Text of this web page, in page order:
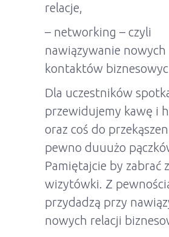
relacje,
– networking – czyli
nawiązywanie nowych
kontaktów
Dla uczestników
przewidujemy kawę i
oraz coś do
pewno duuużo
Pamiętajcie by zabrać
wizytówki. Z
przydadzą przy
nowych relacji